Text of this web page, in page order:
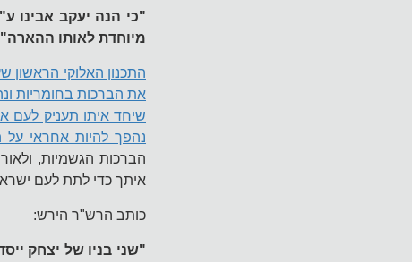
"כי הנה יעקב אבינו
מיוחדת לאותו ההארה"
התכנון האלוקי
את הברכות בחומריות
שיחד איתו תעניק לעם
נהפך להיות אחראי על
הברכות הגשמיות,
איתך כדי לתת לעם
כותב הרש"ר הירש:
"שני בניו של יצחק